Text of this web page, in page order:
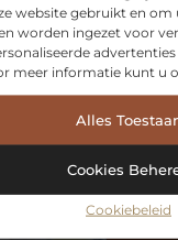
website gebruikt en
worden ingezet voor
meer informatie kunt u
Alles
Cookies
Cookiebeleid